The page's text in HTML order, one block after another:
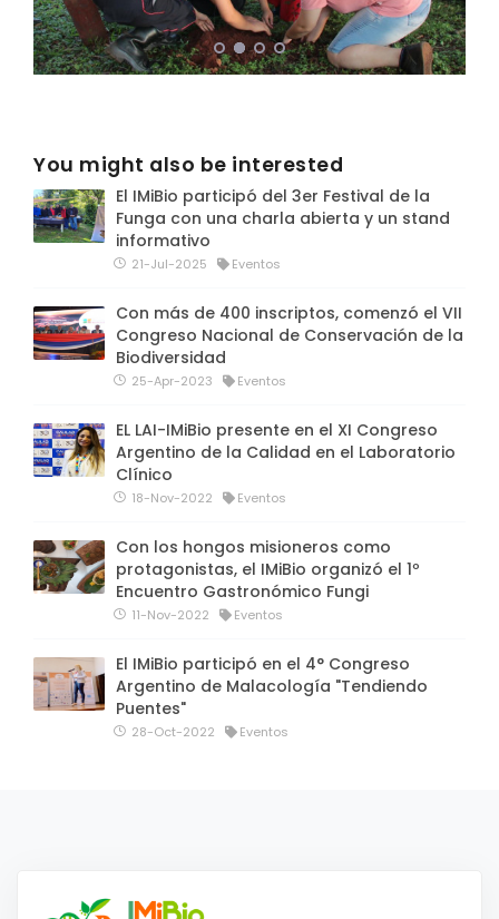
You might also be interested
El IMiBio participó del 3er Festival de la
Funga con una charla abierta y un stand
informativo
21-Jul-2025 Eventos
Con más de 400 inscriptos, comenzó el VII
Congreso Nacional de Conservación de la
Biodiversidad
25-Apr-2023 Eventos
EL LAI-IMiBio presente en el XI Congreso
Argentino de la Calidad en el Laboratorio
Clínico
18-Nov-2022 Eventos
Con los hongos misioneros como
protagonistas, el IMiBio organizó el 1º
Encuentro Gastronómico Fungi
11-Nov-2022 Eventos
El IMiBio participó en el 4° Congreso
Argentino de Malacología "Tendiendo
Puentes"
28-Oct-2022 Eventos